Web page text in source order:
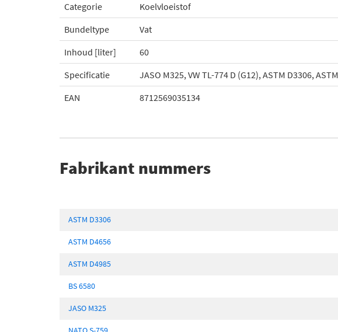
Categorie
Koelvloeistof
Bundeltype
Vat
Inhoud [liter]
60
Specificatie
JASO M325, VW TL-774 D (G12), ASTM D3306,
EAN
8712569035134
Fabrikant nummers
ASTM D3306
ASTM D4656
ASTM D4985
BS 6580
JASO M325